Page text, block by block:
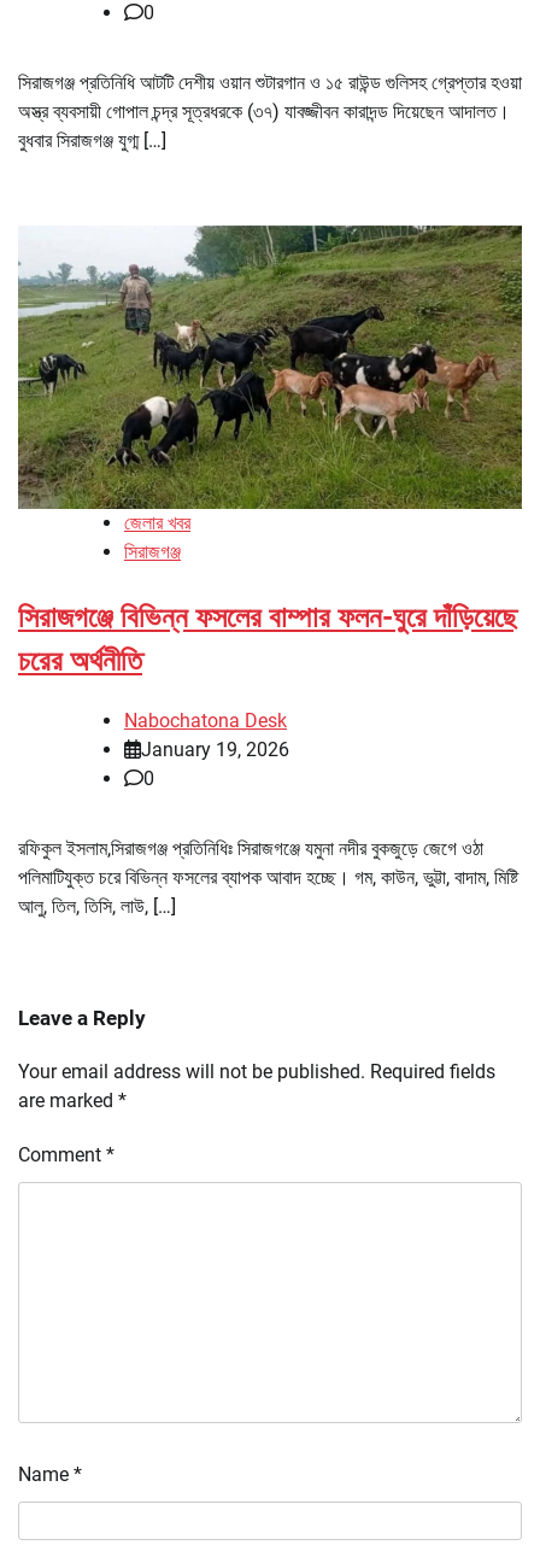
0
সিরাজগঞ্জ প্রতিনিধি আটটি দেশীয় ওয়ান শুটারগান ও ১৫ রাউন্ড গুলিসহ গ্রেপ্তার হওয়া
অস্ত্র ব্যবসায়ী গোপাল চন্দ্র সূত্রধরকে (৩৭) যাবজ্জীবন কারাদন্ড দিয়েছেন আদালত।
বুধবার সিরাজগঞ্জ যুগ্ম […]
জেলার খবর
সিরাজগঞ্জ
সিরাজগঞ্জে বিভিন্ন ফসলের বাম্পার ফলন-ঘুরে দাঁড়িয়েছে
চরের অর্থনীতি
Nabochatona Desk
January 19, 2026
0
রফিকুল ইসলাম,সিরাজগঞ্জ প্রতিনিধিঃ সিরাজগঞ্জে যমুনা নদীর বুকজুড়ে জেগে ওঠা
পলিমাটিযুক্ত চরে বিভিন্ন ফসলের ব্যাপক আবাদ হচ্ছে। গম, কাউন, ভুট্টা, বাদাম, মিষ্টি
আলু, তিল, তিসি, লাউ, […]
Leave a Reply
Your email address will not be published. Required fields
are marked *
Comment *
Name *